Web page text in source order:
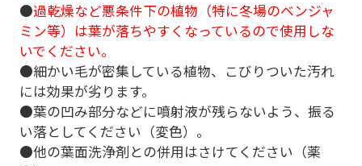
●過乾燥など悪条件下の植物（特に冬場のベンジャ
ミン等）は葉が落ちやすくなっているので使用しな
いでください。
●細かい毛が密集している植物、こびりついた汚れ
には効果が劣ります。
●葉の凹み部分などに噴射液が残らないよう、振る
い落としてください（変色）。
●他の葉面洗浄剤との併用はさけてください（薬